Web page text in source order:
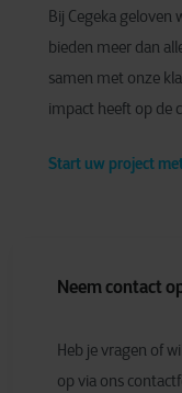
Bij Cegeka geloven
bieden meer dan
samen met onze
impact heeft op de
Start uw project
Neem contact
Heb je vragen of
op via ons